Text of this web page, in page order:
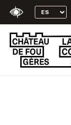
Confort +
Skip